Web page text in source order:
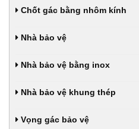
Chốt gác bằng nhôm kính
Nhà bảo vệ
Nhà bảo vệ bằng inox
Nhà bảo vệ khung thép
Vọng gác bảo vệ